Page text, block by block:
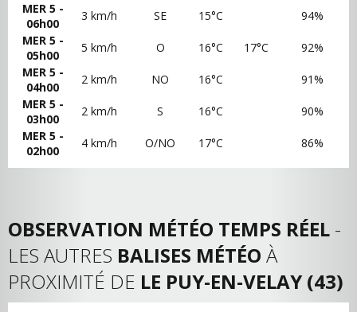
MER 5 -
06h00
3 km/h SE 15°C
94%
MER 5 -
05h00
5 km/h O 16°C 17°C
92%
MER 5 -
04h00
2 km/h NO 16°C
91%
MER 5 -
03h00
2 km/h S 16°C
90%
MER 5 -
02h00
4 km/h O/NO 17°C 86%
OBSERVATION MÉTÉO TEMPS RÉEL -
LES AUTRES BALISES MÉTÉO À
PROXIMITÉ DE LE PUY-EN-VELAY (43)